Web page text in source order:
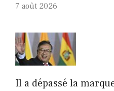
7 août 2026
Il a dépassé la